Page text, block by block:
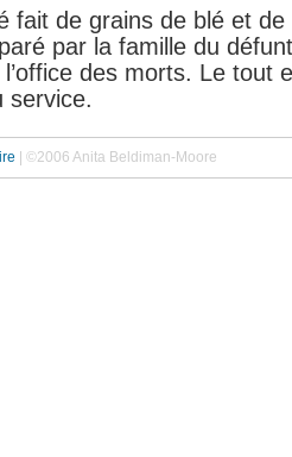
fait de grains de blé et
par la famille du
des morts. Le tout
service.
| ©2006 Anita Beldiman-Moore